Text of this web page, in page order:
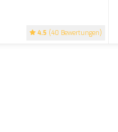
4.5 (40 Bewertungen)